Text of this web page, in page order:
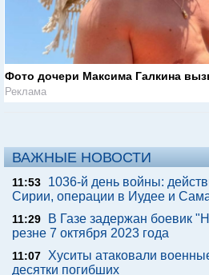
Фото дочери Максима Галкина
Реклама
ВАЖНЫЕ НОВОСТИ
11:53
1036-й день войны:
Сирии, операции в Иудее и
11:29
В Газе задержан боевик
резне 7 октября 2023 года
11:07 Хуситы атаковали
десятки погибших